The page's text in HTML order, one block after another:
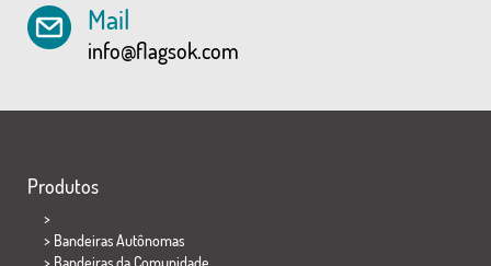
Mail
info@flagsok.com
Produtos
>
> Bandeiras Autônomas